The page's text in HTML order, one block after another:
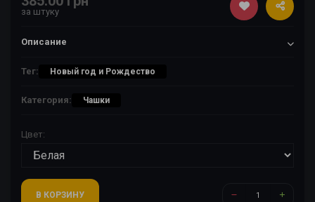
за штуку
Описание
Тег: Новый год и Рождество
Категория: Чашки
Цвет:
В КОРЗИНУ